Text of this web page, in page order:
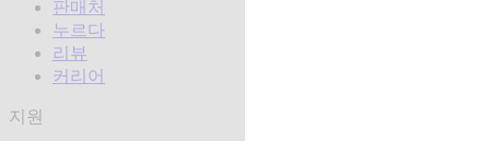
판매처
누르다
리뷰
커리어
지원